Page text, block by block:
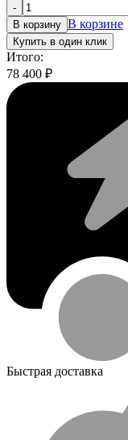
-
В корзину В корзине
Купить в один клик
Итого:
78 400 ₽
Быстрая доставка